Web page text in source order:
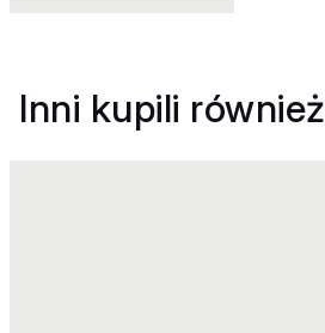
Inni kupili również